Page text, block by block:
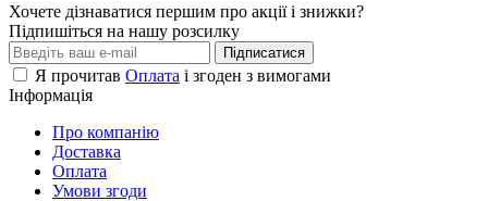
Хочете дізнаватися першим про акції і знижки?
Підпишіться на нашу розсилку
Підписатися
Я прочитав Оплата і згоден з вимогами
Інформація
Про компанію
Доставка
Оплата
Умови згоди